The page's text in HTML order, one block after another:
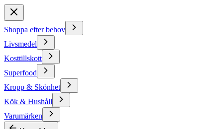
Shoppa efter behov
Livsmedel
Kosttillskott
Superfood
Kropp & Skönhet
Kök & Hushåll
Varumärken